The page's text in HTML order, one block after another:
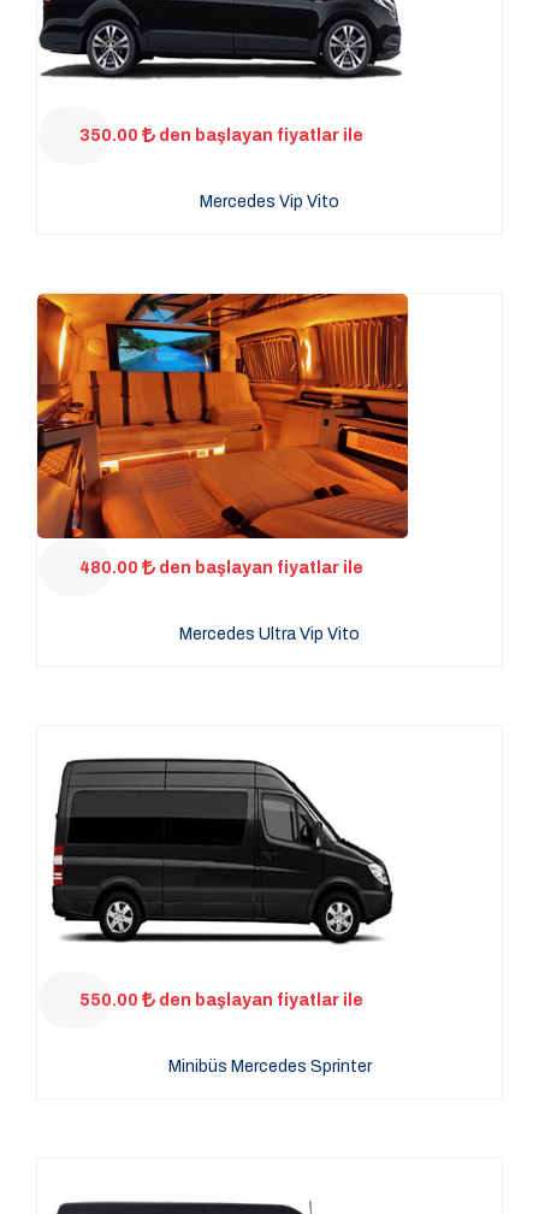
350.00 den başlayan fiyatlar ile
Mercedes Vip Vito
480.00 den başlayan fiyatlar ile
Mercedes Ultra Vip Vito
550.00 den başlayan fiyatlar ile
Minibüs Mercedes Sprinter